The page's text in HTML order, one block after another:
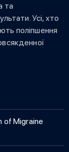
та
Усі, хто
поліпшення
of Migraine